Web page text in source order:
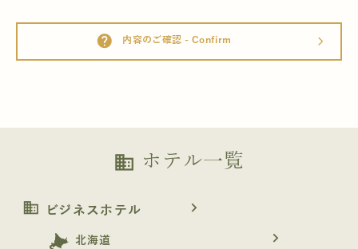
help 内容のご確認 - Confirm arrow_forward_ios
business ホテル一覧
business ビジネスホテル navigate_next
北海道 navigate_next